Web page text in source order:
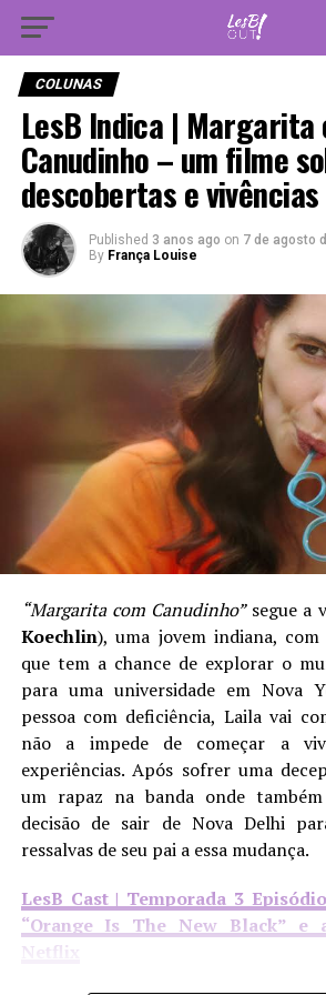
COLUNAS
LesB Indica | Margarita
Canudinho – um filme
descobertas e vivências
Published 3 anos ago on 7 de agosto
By França Louise
“Margarita com Canudinho”segue a
Koechlin), uma jovem indiana,
que tem a chance de explorar o
para uma universidade em Nova
pessoa com deficiência, Laila vai
não a impede de começar a
experiências. Após sofrer uma
um rapaz na banda onde
decisão de sair de Nova Delhi
ressalvas de seu pai a essa mudança.
LesB Cast | Temporada 3
“Orange Is The New Black” e
Netflix
Vá para versão